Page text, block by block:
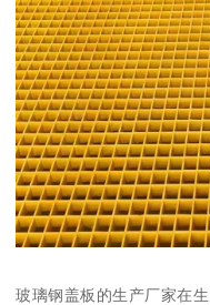
玻璃钢盖板的生产厂家在